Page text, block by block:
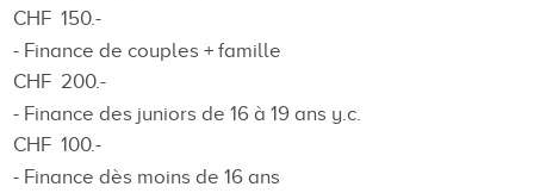
CHF 150.-
- Finance de couples + famille
CHF 200.-
- Finance des juniors de 16 à 19 ans y.c.
CHF 100.-
- Finance dès moins de 16 ans